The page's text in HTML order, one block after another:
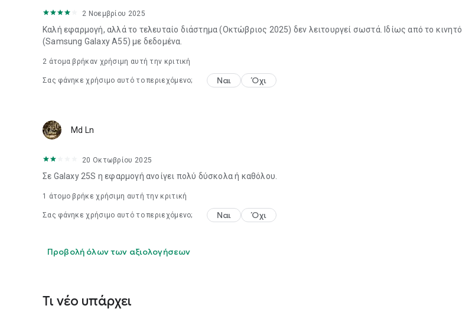
2 Νοεμβρίου 2025
Καλή εφαρμογή, αλλά το τελευταίο διάστημα (Οκτώβριος 2025) δεν λειτουργεί σωστά. Ιδίως από το κινητό
(Samsung Galaxy A55) με δεδομένα.
2 άτομα βρήκαν χρήσιμη αυτή την κριτική
Σας φάνηκε χρήσιμο αυτό το περιεχόμενο; Ναι Όχι
Md Ln
20 Οκτωβρίου 2025
Σε Galaxy 25S η εφαρμογή ανοίγει πολύ δύσκολα ή καθόλου.
1 άτομο βρήκε χρήσιμη αυτή την κριτική
Σας φάνηκε χρήσιμο αυτό το περιεχόμενο; Ναι Όχι
Προβολή όλων των αξιολογήσεων
Τι νέο υπάρχει